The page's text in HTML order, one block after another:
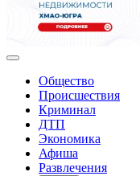
Общество
Происшествия
Криминал
ДТП
Экономика
Афиша
Развлечения